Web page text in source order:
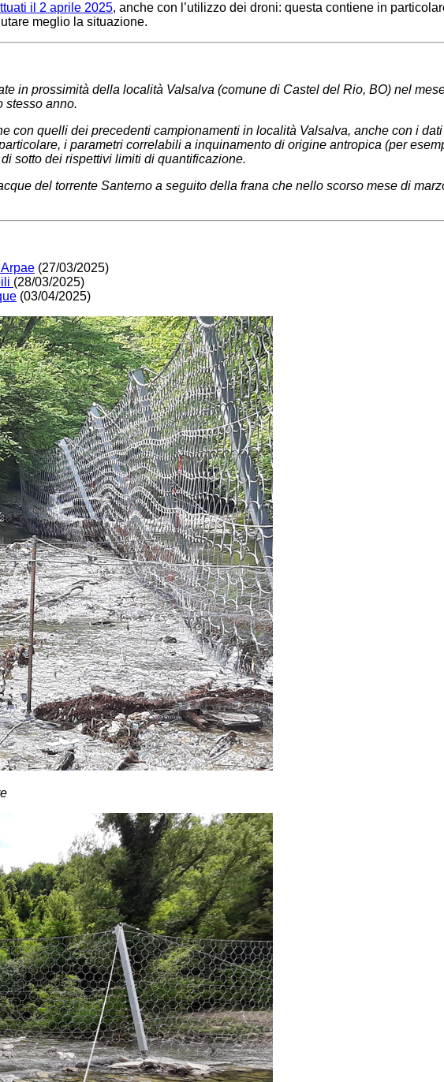
il 2 aprile 2025, anche con l’utilizzo dei droni: questa contiene in
meglio la situazione.
in prossimità della località Valsalva (comune di Castel del Rio, BO) nel
stesso anno.
con quelli dei precedenti campionamenti in località Valsalva, anche con i
i parametri correlabili a inquinamento di origine antropica (per
sotto dei rispettivi limiti di quantificazione.
del torrente Santerno a seguito della frana che nello scorso mese di
(27/03/2025)
(28/03/2025)
(03/04/2025)